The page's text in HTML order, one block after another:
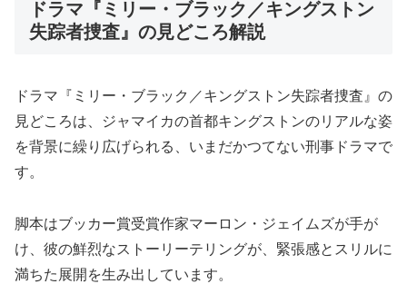
ドラマ『ミリー・ブラック／キングストン
失踪者捜査』の見どころ解説
ドラマ『ミリー・ブラック／キングストン失踪者捜査』の
見どころは、ジャマイカの首都キングストンのリアルな姿
を背景に繰り広げられる、いまだかつてない刑事ドラマで
す。
脚本はブッカー賞受賞作家マーロン・ジェイムズが手が
け、彼の鮮烈なストーリーテリングが、緊張感とスリルに
満ちた展開を生み出しています。